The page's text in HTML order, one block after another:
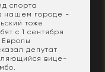
спорта
нашем городе -
тоже
с 1 сентября
Европы
депутат
вице-